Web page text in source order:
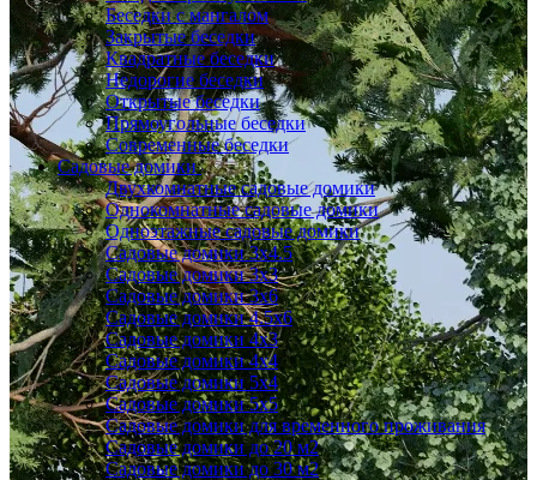
Беседки с мангалом
Закрытые беседки
Квадратные беседки
Недорогие беседки
Открытые беседки
Прямоугольные беседки
Современные беседки
Садовые домики
Двухкомнатные садовые домики
Однокомнатные садовые домики
Одноэтажные садовые домики
Садовые домики 3x4.5
Садовые домики 3х3
Садовые домики 3х6
Садовые домики 4.5x6
Садовые домики 4x3
Садовые домики 4x4
Садовые домики 5х4
Садовые домики 5х5
Садовые домики для временного проживания
Садовые домики до 20 м2
Садовые домики до 30 м2